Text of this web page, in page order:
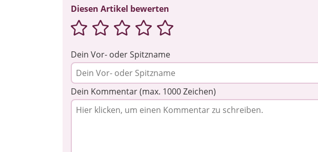
Diesen Artikel bewerten
Dein Vor- oder Spitzname
Dein Kommentar (max. 1000 Zeichen)